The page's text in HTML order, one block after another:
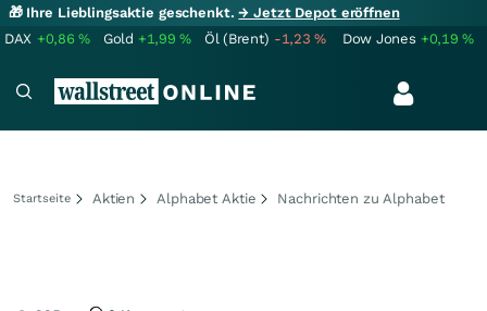
🎁 Ihre Lieblingsaktie geschenkt.→ Jetzt Depot eröffnen
DAX +0,86% Gold +1,99% Öl (Brent) -1,23% Dow Jones +0,19%
Startseite Aktien Alphabet Aktie Nachrichten zu Alphabet